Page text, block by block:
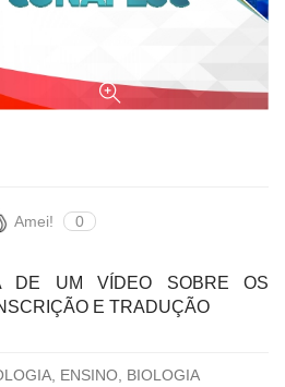
Amei! 0
DE UM VÍDEO SOBRE OS
E TRADUÇÃO
ENSINO, BIOLOGIA